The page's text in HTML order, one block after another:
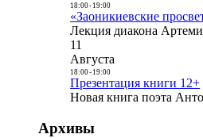
18:00- 19:00
«Заоникиевские
Лекция диакона
11
Августа
18:00- 19:00
Презентация книги 12+
Новая книга поэта
Архивы